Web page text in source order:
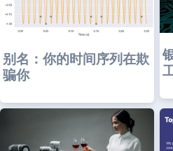
别名：你的时间序列在欺
骗你